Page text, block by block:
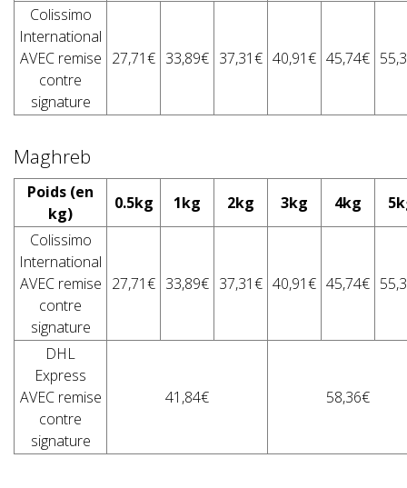
Colissimo
International
AVEC remise
contre
signature
27,71€ 33,89€ 37,31€ 40,91€ 45,74€
Maghreb
Poids (en
kg)
0.5kg 1kg 2kg 3kg 4kg
Colissimo
International
AVEC remise
contre
signature
27,71€ 33,89€ 37,31€ 40,91€ 45,74€
DHL
Express
AVEC remise
contre
signature
41,84€ 58,36€